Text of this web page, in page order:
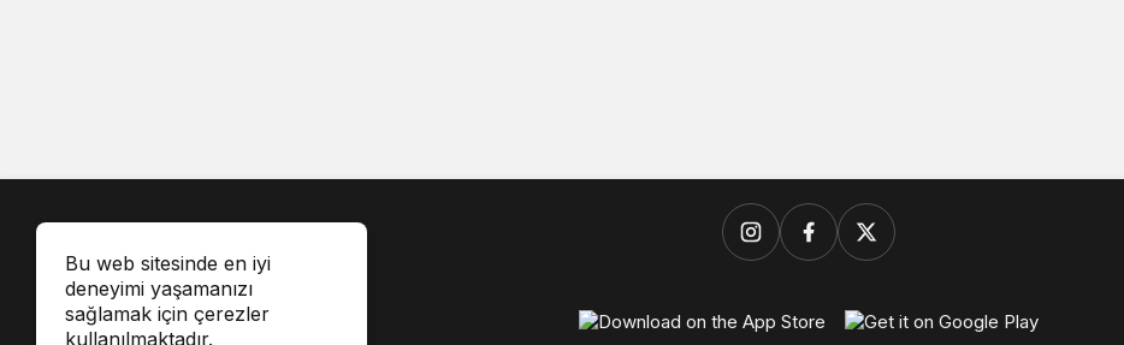
Bu web sitesinde en iyi
deneyimi yaşamanızı
sağlamak için çerezler
kullanılmaktadır.